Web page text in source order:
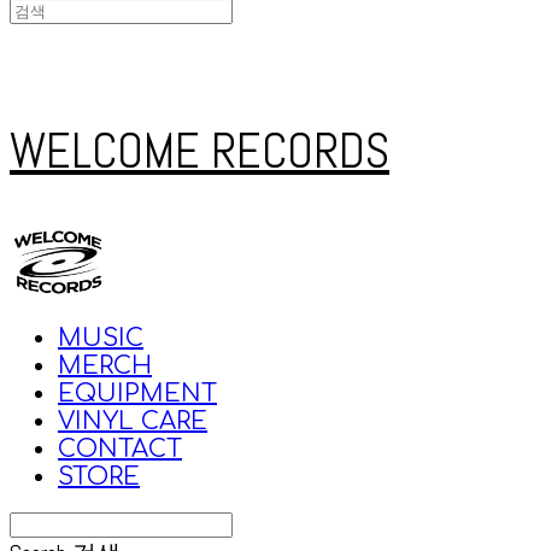
WELCOME RECORDS
MUSIC
MERCH
EQUIPMENT
VINYL CARE
CONTACT
STORE